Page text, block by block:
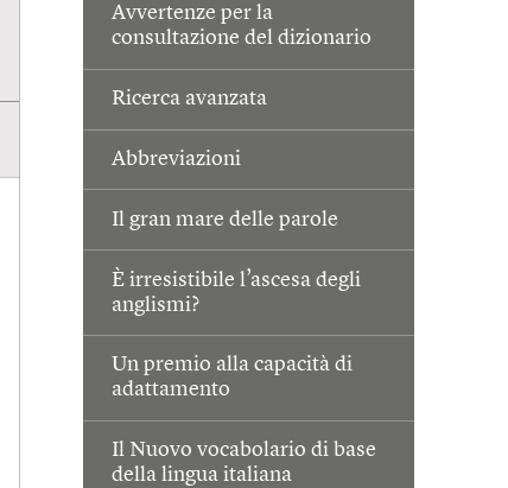
Avvertenze per la
consultazione del dizionario
Ricerca avanzata
Abbreviazioni
Il gran mare delle parole
È irresistibile l’ascesa degli
anglismi?
Un premio alla capacità di
adattamento
Il Nuovo vocabolario di base
della lingua italiana